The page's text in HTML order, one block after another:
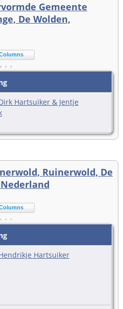
Gemeente
De Wolden,
Hartsuiker & Jentje
Ruinerwold, De
Hartsuiker